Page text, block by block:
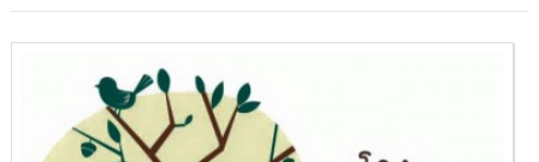
ป่า
เขา